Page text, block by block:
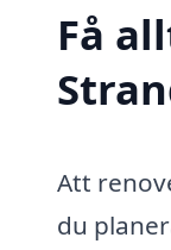
Få
Att
du